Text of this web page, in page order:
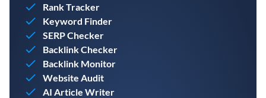
Rank Tracker
Keyword Finder
SERP Checker
Backlink Checker
Backlink Monitor
Website Audit
AI Article Writer